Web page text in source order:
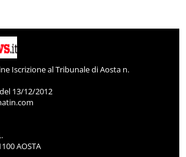
Iscrizione al Tribunale di Aosta n.
13/12/2012
AOSTA